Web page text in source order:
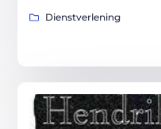
Dienstverlening